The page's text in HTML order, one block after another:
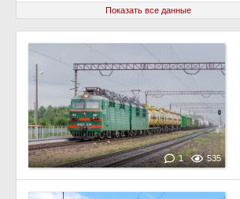
Показать все данные
1 535